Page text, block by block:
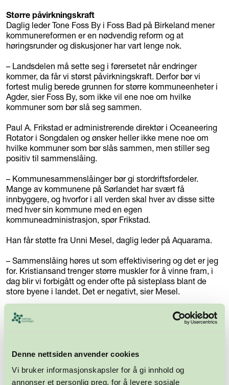
Denne nettsiden anvender cookies
Vi bruker informasjonskapsler for å gi innhold og
annonser et personlig preg, for å levere sosiale
Større påvirkningskraft
Daglig leder Tone Foss By i Foss Bad på Birkeland mener
kommunereformen er en nødvendig reform og at
høringsrunder og diskusjoner har vart lenge nok.
– Landsdelen må sette seg i førersetet når endringer
kommer, da får vi størst påvirkningskraft. Derfor bør vi
fortest mulig berede grunnen for større kommuneenheter i
Agder, sier Foss By, som ikke vil ene noe om hvilke
kommuner som bør slå seg sammen.
Paul A. Frikstad er administrerende direktør i Oceaneering
Rotator i Songdalen og ønsker heller ikke mene noe om
hvilke kommuner som bør slås sammen, men stiller seg
positiv til sammenslåing.
– Kommunesammenslåinger bør gi stordriftsfordeler.
Mange av kommunene på Sørlandet har svært få
innbyggere, og hvorfor i all verden skal hver av disse sitte
med hver sin kommune med en egen
kommuneadministrasjon, spør Frikstad.
Han får støtte fra Unni Mesel, daglig leder på Aquarama.
– Sammenslåing høres ut som effektivisering og det er jeg
for. Kristiansand trenger større muskler for å vinne fram, i
dag blir vi forbigått og ender ofte på sisteplass blant de
store byene i landet. Det er negativt, sier Mesel.
Alle bør med
Konserndirektør Geir Drangsland i Byggma i Vennesla er i
først skal gjøres.
– En storkommune vil avgjort gi stordriftsfordeler, men